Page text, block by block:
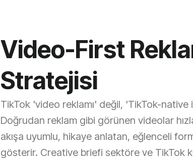
Video-First
Stratejisi
TikTok 'video reklamı' değil, 'TikTok-native
Doğrudan reklam gibi görünen videolar
akışa uyumlu, hikaye anlatan, eğlenceli
gösterir. Creative briefi sektöre ve TikTok